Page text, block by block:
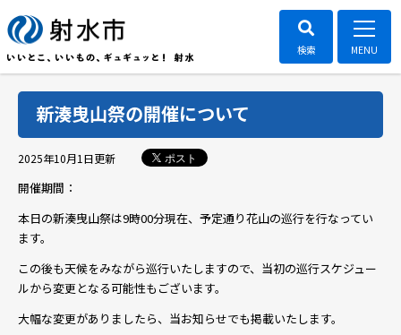
新湊曳山祭の開催について
2025年10月1日更新 ポスト
開催期間：
本日の新湊曳山祭は9時00分現在、予定通り花山の巡行を行なってい
ます。
この後も天候をみながら巡行いたしますので、当初の巡行スケジュー
ルから変更となる可能性もございます。
大幅な変更がありましたら、当お知らせでも掲載いたします。